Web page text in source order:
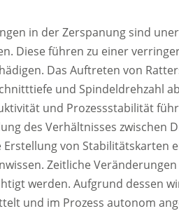
in der Zerspanung sind
Diese führen zu einer
Das Auftreten von
und Spindeldrehzahl
und Prozessstabilität
des Verhältnisses zwischen
von Stabilitätskarten
Zeitliche
werden. Aufgrund dessen
und im Prozess autonom